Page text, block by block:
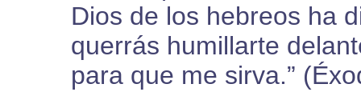
Dios de los hebreos ha
querrás humillarte
para que me sirva.”